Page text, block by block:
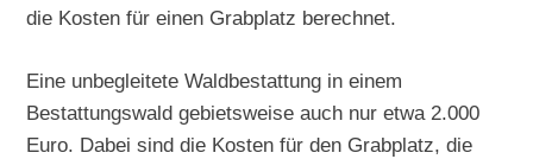
die Kosten für einen Grabplatz berechnet.
Eine unbegleitete Waldbestattung in einem
Bestattungswald gebietsweise auch nur etwa 2.000
Euro. Dabei sind die Kosten für den Grabplatz, die